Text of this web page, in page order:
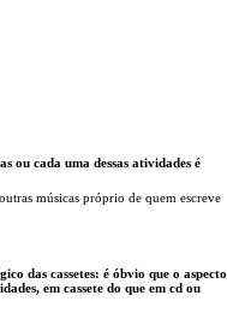
ou cada uma dessas atividades é
músicas próprio de quem escreve
das cassetes: é óbvio que o aspecto
em cassete do que em cd ou